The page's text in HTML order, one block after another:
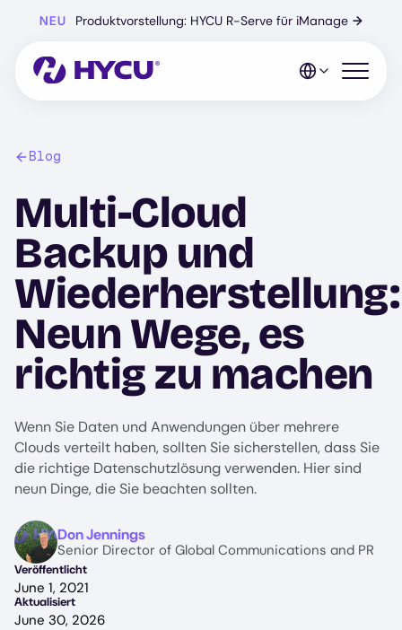
Hauptinhalt
NEU Produktvorstellung: HYCU R-Serve für iManage →
Mobiles
Blog
Multi-Cloud
Backup und
Wiederherstellung:
Neun Wege, es
richtig zu machen
Wenn Sie Daten und Anwendungen über mehrere
Clouds verteilt haben, sollten Sie sicherstellen, dass Sie
die richtige Datenschutzlösung verwenden. Hier sind
neun Dinge, die Sie beachten sollten.
ImageDon Jennings
Senior Director of Global Communications and PR
Veröffentlicht
June 1, 2021
Aktualisiert
June 30, 2026